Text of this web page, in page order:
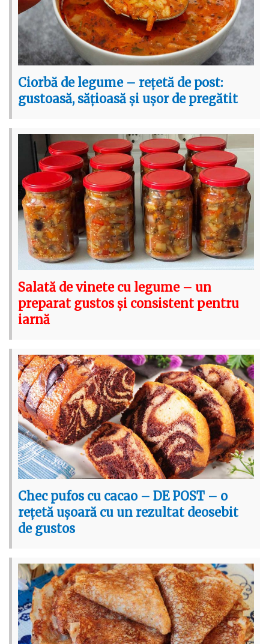
Ciorbă de legume – rețetă de post:
gustoasă, sățioasă și ușor de pregătit
Salată de vinete cu legume – un
preparat gustos și consistent pentru
iarnă
Chec pufos cu cacao – DE POST – o
rețetă ușoară cu un rezultat deosebit
de gustos